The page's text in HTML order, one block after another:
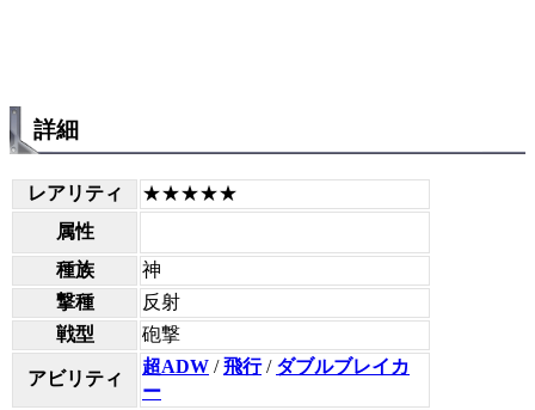
詳細
レアリティ
★★★★★
属性
種族
神
撃種
反射
戦型
砲撃
アビリティ
超ADW /飛行/ ダブルブレイカ
ー